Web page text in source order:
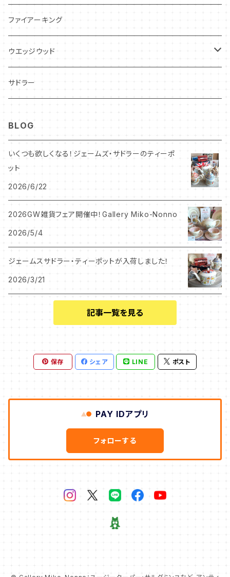
フローラル
フレグランス
シーアネモネ
マリーゴールド
チャッツワース
アンティーク・カード
アクセサリー
スタッフォードシャードッグ
ファイアーキング
ウエッジウッド
ジャスパー
サドラー
BLOG
いくつも欲しくなる！ジェームズ・サドラーのティーポ
ット
2026/6/22
2026GW雑貨フェア開催中！Gallery Miko-Nonno
2026/5/4
ジェームスサドラー・ティーポットが入荷しました！
2026/3/21
記事一覧を見る
保存 シェア LINE ポスト
PAY IDアプリ
フォローする